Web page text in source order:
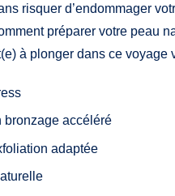
risquer d’endommager
préparer votre peau
à plonger dans ce voyage
bronzage accéléré
adaptée